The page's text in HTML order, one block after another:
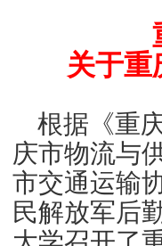
关于重
根据《重
庆市物流与
市交通运输
民解放军后